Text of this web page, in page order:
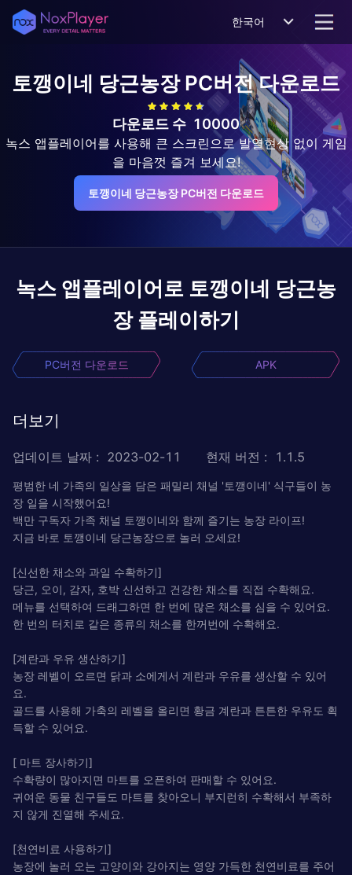
한국어
토깽이네 당근농장PC버전 다운로드
다운로드 수 10000
녹스 앱플레이어를 사용해 큰 스크린으로 발열현상 없이 게임
을 마음껏 즐겨 보세요!
토깽이네 당근농장 PC버전 다운로드
녹스 앱플레이어로 토깽이네 당근농
장 플레이하기
PC버전 다운로드 APK
더보기
업데이트 날짜 : 2023-02-11 현재 버전 : 1.1.5
평범한 네 가족의 일상을 담은 패밀리 채널 '토깽이네' 식구들이 농
장 일을 시작했어요!
백만 구독자 가족 채널 토깽이네와 함께 즐기는 농장 라이프!
지금 바로 토깽이네 당근농장으로 놀러 오세요!
[신선한 채소와 과일 수확하기]
당근, 오이, 감자, 호박 신선하고 건강한 채소를 직접 수확해요.
메뉴를 선택하여 드래그하면 한 번에 많은 채소를 심을 수 있어요.
한 번의 터치로 같은 종류의 채소를 한꺼번에 수확해요.
[계란과 우유 생산하기]
농장 레벨이 오르면 닭과 소에게서 계란과 우유를 생산할 수 있어
요.
골드를 사용해 가축의 레벨을 올리면 황금 계란과 튼튼한 우유도 획
득할 수 있어요.
[ 마트 장사하기]
수확량이 많아지면 마트를 오픈하여 판매할 수 있어요.
귀여운 동물 친구들도 마트를 찾아오니 부지런히 수확해서 부족하
지 않게 진열해 주세요.
[천연비료 사용하기]
농장에 놀러 오는 고양이와 강아지는 영양 가득한 천연비료를 주어